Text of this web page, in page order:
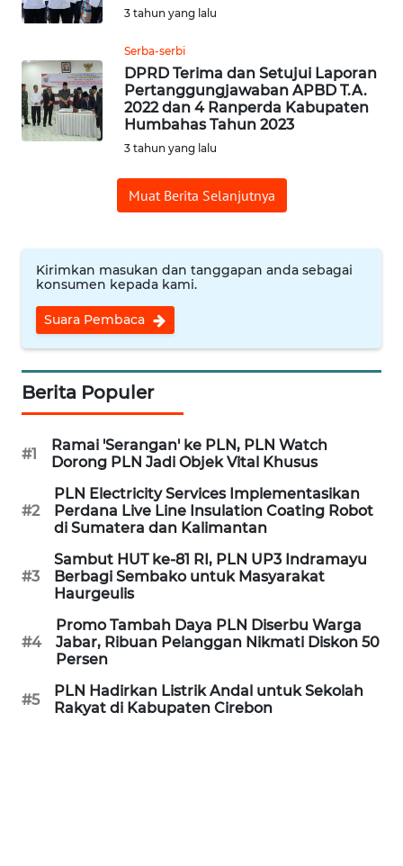
3 tahun yang lalu
Serba-serbi
DPRD Terima dan Setujui Laporan
Pertanggungjawaban APBD T.A.
2022 dan 4 Ranperda Kabupaten
Humbahas Tahun 2023
3 tahun yang lalu
Muat Berita Selanjutnya
Kirimkan masukan dan tanggapan anda sebagai
konsumen kepada kami.
Suara Pembaca
Berita Populer
#1
Ramai 'Serangan' ke PLN, PLN Watch
Dorong PLN Jadi Objek Vital Khusus
#2
PLN Electricity Services Implementasikan
Perdana Live Line Insulation Coating Robot
di Sumatera dan Kalimantan
#3
Sambut HUT ke-81 RI, PLN UP3 Indramayu
Berbagi Sembako untuk Masyarakat
Haurgeulis
#4
Promo Tambah Daya PLN Diserbu Warga
Jabar, Ribuan Pelanggan Nikmati Diskon 50
Persen
#5
PLN Hadirkan Listrik Andal untuk Sekolah
Rakyat di Kabupaten Cirebon
WN
CIREBON
KUNINGAN
MAJALENGKA
SUBANG
SUKABUMI
WN
PURWAKARTA
WN
PRIANGAN
TIMUR
WN
SEMARANG
WN